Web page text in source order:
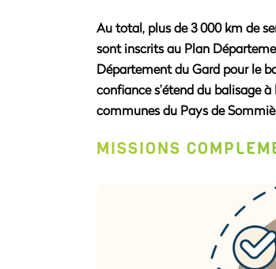
Au total, plus de 3 000 km de
sont inscrits au Plan D
Département du Gard pour le
confiance s’étend du balisage
communes du Pays de
MISSIONS